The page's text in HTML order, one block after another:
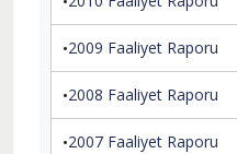
2009 Faaliyet Raporu
2008 Faaliyet Raporu
2007 Faaliyet Raporu